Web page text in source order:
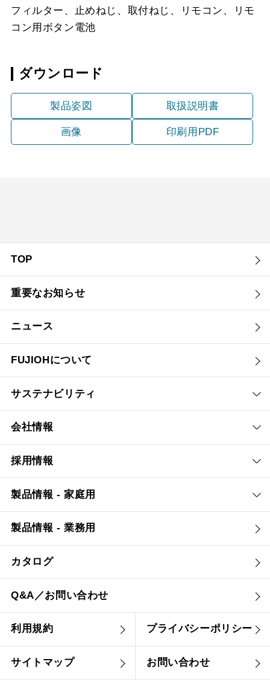
フィルター、止めねじ、取付ねじ、リモコン、リモ
コン用ボタン電池
ダウンロード
製品姿図 取扱説明書
画像 印刷用PDF
TOP
重要なお知らせ
ニュース
FUJIOHについて
サステナビリティ
会社情報
採用情報
製品情報 - 家庭用
製品情報 - 業務用
カタログ
Q&A／お問い合わせ
利用規約 プライバシーポリシー
サイトマップ お問い合わせ